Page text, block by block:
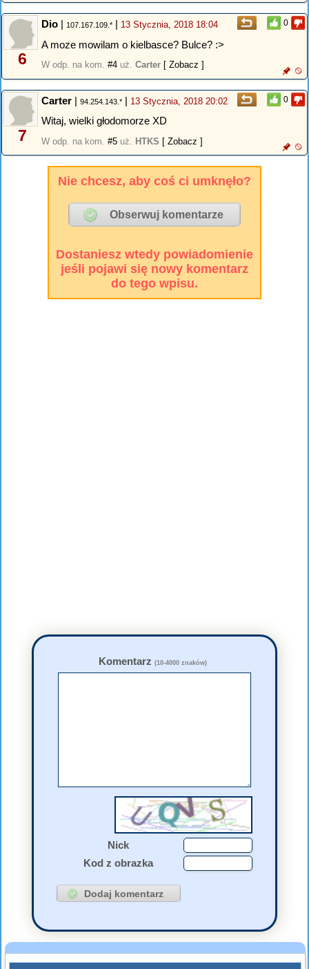
0
6
Dio | 107.167.109.* | 13 Stycznia, 2018 18:04
A moze mowilam o kielbasce? Bulce? :>
W odp. na kom. #4 uż. Carter [ Zobacz ]
0
7
Carter | 94.254.143.* | 13 Stycznia, 2018 20:02
Witaj, wielki głodomorze XD
W odp. na kom. #5 uż. HTKS [ Zobacz ]
Nie chcesz, aby coś ci umknęło?
Dostaniesz wtedy powiadomienie
jeśli pojawi się nowy komentarz
do tego wpisu.
Komentarz (10-4000 znaków)
Nick
Kod z obrazka